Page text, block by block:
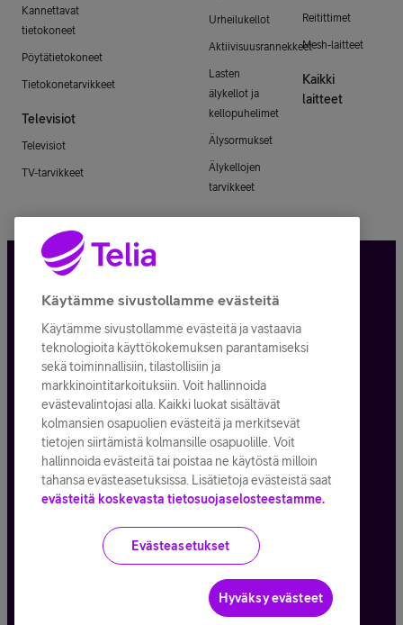
Kannettavat
tietokoneet
Pöytätietokoneet
Tietokonetarvikkeet
Televisiot
Televisiot
TV-tarvikkeet
Urheilukellot
Aktiivisuusrannekkeet
Lasten
älykellot ja
kellopuhelimet
Älysormukset
Älykellojen
tarvikkeet
Reitittimet
Mesh-laitteet
Kaikki
laitteet
Tietosuoja ja -turva
Tilauksen peruuttaminen
Käyttöehdot
Evästeiden käyttö
Toimitusehdot ja palvelukuvaukset
Kaikki hinnat ALV25,5%
© Telia Company2026
Käytämme sivustollamme evästeitä
Käytämme sivustollamme evästeitä ja vastaavia
teknologioita käyttökokemuksen parantamiseksi
sekä toiminnallisiin, tilastollisiin ja
markkinointitarkoituksiin. Voit hallinnoida
evästevalintojasi alla. Kaikki luokat sisältävät
kolmansien osapuolien evästeitä ja merkitsevät
tietojen siirtämistä kolmansille osapuolille. Voit
hallinnoida evästeitä tai poistaa ne käytöstä milloin
tahansa evästeasetuksissa. Lisätietoja evästeistä saat
evästeitä koskevasta tietosuojaselosteestamme.
Evästeasetukset
Hyväksy evästeet